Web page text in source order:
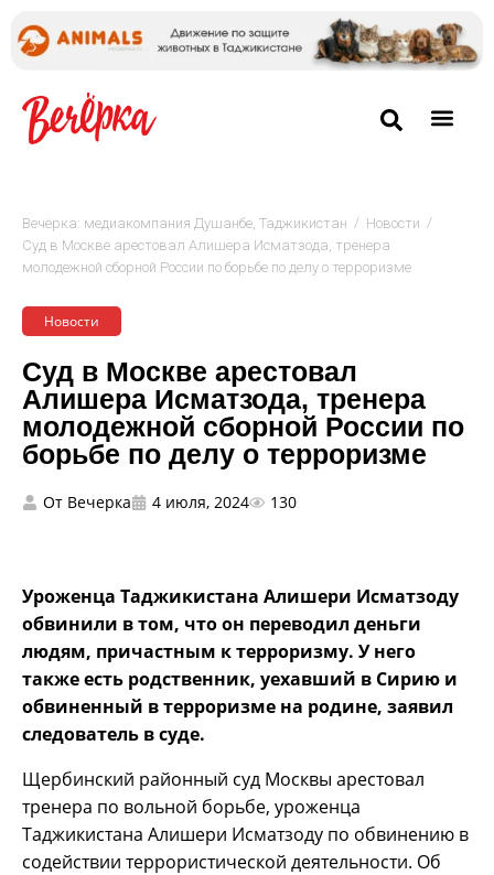
Вечёрка: медиакомпания Душанбе, Таджикистан / Новости /
Суд в Москве арестовал Алишера Исматзода, тренера
молодежной сборной России по борьбе по делу о терроризме
Новости
Суд в Москве арестовал
Алишера Исматзода, тренера
молодежной сборной России по
борьбе по делу о терроризме
От Вечерка 4 июля, 2024 130
Уроженца Таджикистана Алишери Исматзоду
обвинили в том, что он переводил деньги
людям, причастным к терроризму. У него
также есть родственник, уехавший в Сирию и
обвиненный в терроризме на родине, заявил
следователь в суде.
Щербинский районный суд Москвы арестовал
тренера по вольной борьбе, уроженца
Таджикистана Алишери Исматзоду по обвинению в
содействии террористической деятельности. Об